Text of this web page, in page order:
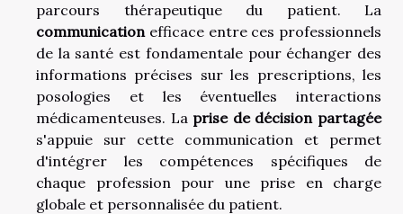
parcours thérapeutique du patient. La
communication efficace entre ces professionnels
de la santé est fondamentale pour échanger des
informations précises sur les prescriptions, les
posologies et les éventuelles interactions
médicamenteuses. La prise de décision partagée
s'appuie sur cette communication et permet
d'intégrer les compétences spécifiques de
chaque profession pour une prise en charge
globale et personnalisée du patient.